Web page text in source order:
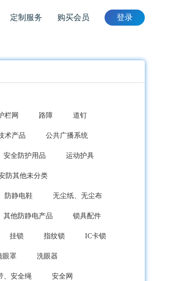
定制服务 购买会员 登录
栏网 路障 道钉
术产品 公共广播系统
安全防护用品 运动护具
防其他未分类
防静电鞋 无尘纸、无尘布
其他防静电产品 锁具配件
挂锁 指纹锁 IC卡锁
眼罩 洗眼器
、安全绳 安全网